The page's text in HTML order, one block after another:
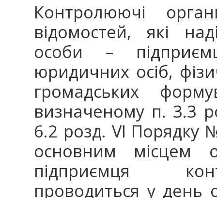
Контролюючі
відомостей, які
особи –
юридичних осіб,
громадських
визначеному п. 3.3
6.2 розд. VI Порядку
основним місцем
підприємця
проводиться у день